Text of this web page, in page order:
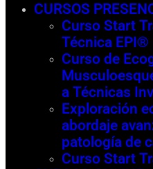
CURSOS
Curso Start
Técnica EPI®
Curso de
a Técnicas
Exploración
abordaje
patología de
Curso Start